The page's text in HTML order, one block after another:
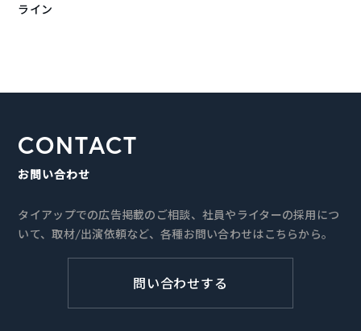
ライン
CONTACT
お問い合わせ
タイアップでの広告掲載のご相談、社員やライターの採用につ
いて、取材/出演依頼など、各種お問い合わせはこちらから。
問い合わせする